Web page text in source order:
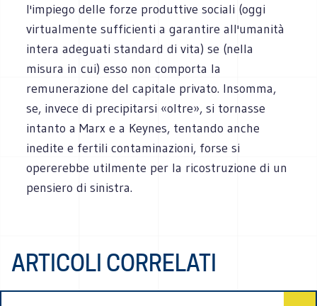
l'impiego delle forze produttive sociali (oggi
virtualmente sufficienti a garantire all'umanità
intera adeguati standard di vita) se (nella
misura in cui) esso non comporta la
remunerazione del capitale privato. Insomma,
se, invece di precipitarsi «oltre», si tornasse
intanto a Marx e a Keynes, tentando anche
inedite e fertili contaminazioni, forse si
opererebbe utilmente per la ricostruzione di un
pensiero di sinistra.
ARTICOLI CORRELATI